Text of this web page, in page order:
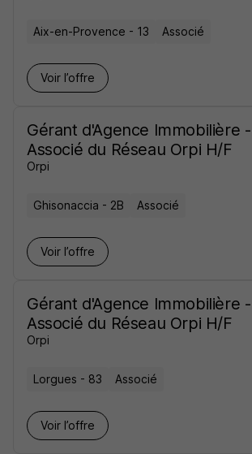
Aix-en-Provence - 13 Associé
Voir l’offre
Gérant d'Agence Immobilière -
Associé du Réseau Orpi H/F
Orpi
Ghisonaccia - 2B Associé
Voir l’offre
Gérant d'Agence Immobilière -
Associé du Réseau Orpi H/F
Orpi
Lorgues - 83 Associé
Voir l’offre